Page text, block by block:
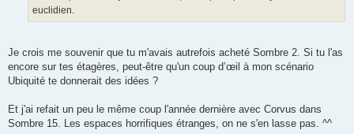
euclidien.
Je crois me souvenir que tu m'avais autrefois acheté Sombre 2. Si tu l'as
encore sur tes étagères, peut-être qu'un coup d’œil à mon scénario
Ubiquité te donnerait des idées ?
Et j'ai refait un peu le même coup l'année dernière avec Corvus dans
Sombre 15. Les espaces horrifiques étranges, on ne s'en lasse pas. ^^